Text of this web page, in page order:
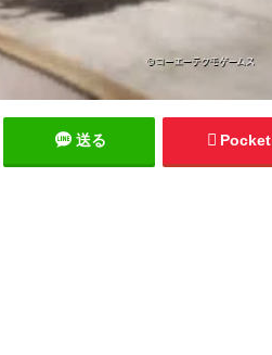
送る Pocket